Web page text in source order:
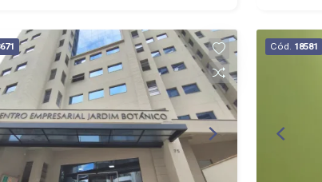
- com foco: Zona Sul,
Leste, Centro e Bonfim Paulista; -
Venda, Compra e Locação,
é Ribeirão Imóveis - sede na
Professor João Fiusa;
Cód. 18581